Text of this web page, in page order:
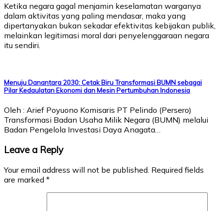
Ketika negara gagal menjamin keselamatan warganya
dalam aktivitas yang paling mendasar, maka yang
dipertanyakan bukan sekadar efektivitas kebijakan publik,
melainkan legitimasi moral dari penyelenggaraan negara
itu sendiri.
Menuju Danantara 2030: Cetak Biru Transformasi BUMN sebagai
Pilar Kedaulatan Ekonomi dan Mesin Pertumbuhan Indonesia
Oleh : Arief Poyuono Komisaris PT Pelindo (Persero)
Transformasi Badan Usaha Milik Negara (BUMN) melalui
Badan Pengelola Investasi Daya Anagata…
Leave a Reply
Your email address will not be published. Required fields
are marked *